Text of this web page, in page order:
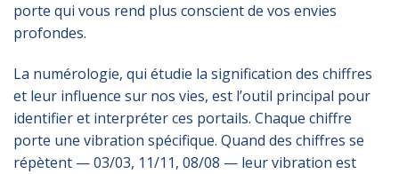
porte qui vous rend plus conscient de vos envies
profondes.
La numérologie, qui étudie la signification des chiffres
et leur influence sur nos vies, est l’outil principal pour
identifier et interpréter ces portails. Chaque chiffre
porte une vibration spécifique. Quand des chiffres se
répètent — 03/03, 11/11, 08/08 — leur vibration est